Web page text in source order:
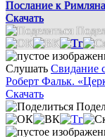
Послание к
Скачать
Слушать Свидание
Роберт Фальк.
Скачать